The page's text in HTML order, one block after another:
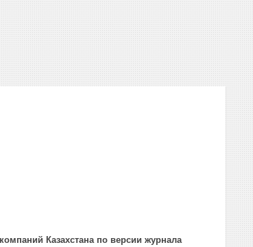
Казахстана по версии журнала